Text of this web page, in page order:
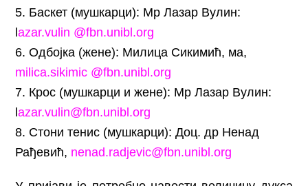
5. Баскет (мушкарци): Мр Лазар Вулин:
lazar.vulin @fbn.unibl.org
6. Одбојка (жене): Милица Сикимић, ма,
milica.sikimic @fbn.unibl.org
7. Крос (мушкарци и жене): Мр Лазар Вулин:
lazar.vulin@fbn.unibl.org
8. Стони тенис (мушкарци): Доц. др Ненад
Рађевић, nenad.radjevic@fbn.unibl.org